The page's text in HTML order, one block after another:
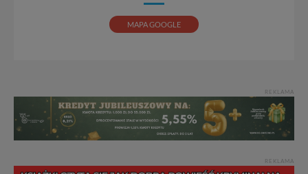
MAPA GOOGLE
REKLAMA
REKLAMA
wyrażasz zgodę na przetwarzanie Twoich danych.
Nasz serwis nie wykorzystuje oraz nie udostępnia
w przypadku rezerwacji usług typu: nocleg, czartery,
itp). Więcej informacji o zasadach i funkcjonalności
serwisu w
Regulaminie Serwisu .
Lokalne Karol Soberski, z siedzibą w Gnieźnie, na os.